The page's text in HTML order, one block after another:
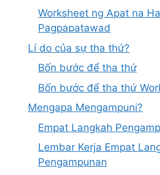
Worksheet ng Apat na
Pagpapatawad
Lí do của sự tha thứ?
Bốn bước để tha thứ
Bốn bước để tha thứ
Mengapa Mengampuni?
Empat Langkah
Lembar Kerja Empat
Pengampunan